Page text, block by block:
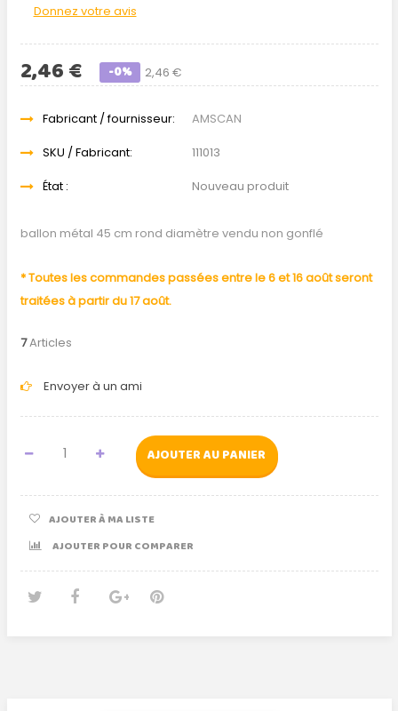
Donnez votre avis
2,46 €
2,46 € -0%
Fabricant / fournisseur:
AMSCAN
SKU / Fabricant:
111013
État :
Nouveau produit
ballon métal 45 cm rond diamètre vendu non gonflé
* Toutes les commandes passées entre le 6 et 16 août seront
traitées à partir du 17 août.
7Articles
Envoyer à un ami
AJOUTER AU PANIER
AJOUTER À MA LISTE
AJOUTER POUR COMPARER